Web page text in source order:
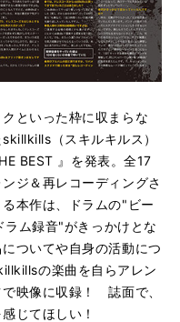
といった枠に収まらな
（スキルキルス）
BEST 』を発表。全17
ジ＆再レコーディングさ
本作は、ドラムの"ビー
ラム録音"がきっかけとな
ついてや自身の活動につ
の楽曲を自らアレン
映像に収録！ 誌面で、
じてほしい！